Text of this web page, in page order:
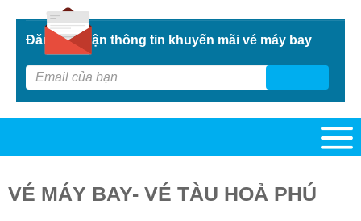
Đăng kí nhận thông tin khuyến mãi vé máy bay
VÉ MÁY BAY- VÉ TÀU HOẢ PHÚ